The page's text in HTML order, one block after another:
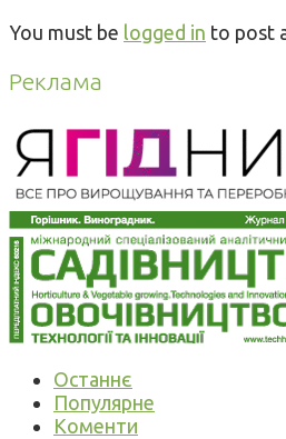
You must be logged in to post
Реклама
Останнє
Популярне
Коменти